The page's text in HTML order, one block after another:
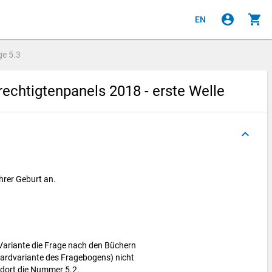
EN account_circle shopping_cart
5.3
2018 - erste Welle
keyboard_arrow_up
Geburt an.
die Frage nach den Büchern
des Fragebogens) nicht
die Nummer 5.2.